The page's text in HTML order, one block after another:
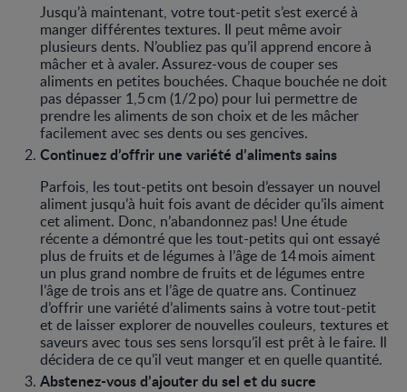
Jusqu’à maintenant, votre tout-petit s’est exercé à
manger différentes textures. Il peut même avoir
plusieurs dents. N’oubliez pas qu’il apprend encore à
mâcher et à avaler. Assurez-vous de couper ses
aliments en petites bouchées. Chaque bouchée ne doit
pas dépasser 1,5 cm (1/2 po) pour lui permettre de
prendre les aliments de son choix et de les mâcher
facilement avec ses dents ou ses gencives.
Continuez d’offrir une variété d’aliments sains
Parfois, les tout-petits ont besoin d’essayer un nouvel
aliment jusqu’à huit fois avant de décider qu’ils aiment
cet aliment. Donc, n’abandonnez pas! Une étude
récente a démontré que les tout-petits qui ont essayé
plus de fruits et de légumes à l’âge de 14 mois aiment
un plus grand nombre de fruits et de légumes entre
l’âge de trois ans et l’âge de quatre ans. Continuez
d’offrir une variété d’aliments sains à votre tout-petit
et de laisser explorer de nouvelles couleurs, textures et
saveurs avec tous ses sens lorsqu’il est prêt à le faire. Il
décidera de ce qu’il veut manger et en quelle quantité.
Abstenez-vous d’ajouter du sel et du sucre